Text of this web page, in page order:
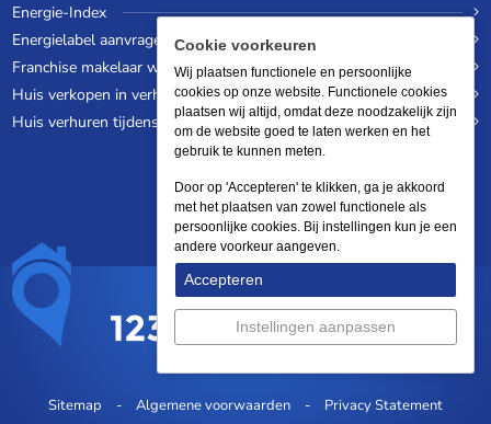
Energie-Index
Energielabel aanvragen
Franchise makelaar worden
Huis verkopen in verhuurde staat
Huis verhuren tijdens een wereldreis
Sitemap Algemene voorwaarden Privacy Statement
Cookie voorkeuren
Wij plaatsen functionele en persoonlijke
cookies op onze website. Functionele cookies
plaatsen wij altijd, omdat deze noodzakelijk zijn
om de website goed te laten werken en het
gebruik te kunnen meten.
Door op 'Accepteren' te klikken, ga je akkoord
met het plaatsen van zowel functionele als
persoonlijke cookies. Bij instellingen kun je een
andere voorkeur aangeven.
Accepteren
Instellingen aanpassen